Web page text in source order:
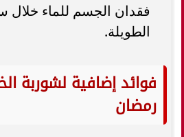
فقدان الجسم للماء خلال
الطويلة.
فوائد إضافية لشوربة
رمضان